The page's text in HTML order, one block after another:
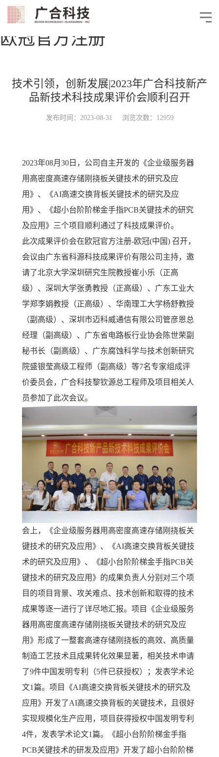
欧冠官方注册
技术引领，创新发展|2023年广合科技新产
品新技术科技成果评价会顺利召开
发布时间：2023-08-31 浏览次数：12959
2023年08月30日，公司自主开发的《企业级服务器
用高密度高速存储刚挠板关键技术的研究及应
用》、《AI高速交换背板关键技术的研究及应
用》、《超小台阶阶梯金手指PCB关键技术的研究
及应用》三个项目顺利通过了科技成果评价。
此次成果评价会在欧冠官方注册-欧冠(中国) 召开，
会议由广东省科源科技成果评价有限公司主持，邀
请了北京大学深圳研究生院教授崔小乐（正高
级）、深圳大学张勇教授（正高级）、广东工业大
学郑李娟教授（正高级）、华南理工大学杨舒教授
（副高级）、深圳市迈科威通信有限公司管彦恩总
经理（副高级）、广东省电路板行业协会陈世荣副
秘书长（副高级）、广东腐蚀科学与技术创新研究
院盛银莹高级工程师（副高级）等7名专家组成评
价委员会，广合科技黎钦源总工程师及项目相关人
员参加了此次会议。
会上，《企业级服务器用高密度高速存储刚挠板关
键技术的研究及应用》、《AI高速交换背板关键技
术的研究及应用》、《超小台阶阶梯金手指PCB关
键技术的研究及应用》的成果负责人分别对三个项
目的项目背景、攻关难点、技术创新和取得的技术
成果等逐一进行了详尽地汇报。项目《企业级服务
器用高密度高速存储刚挠板关键技术的研究及应
用》形成了一整套高速存储刚挠板的高效、高质量
制造工艺技术且成果转化效果显著，相关技术申请
了9件中国发明专利（5件已获授权）；发表学术论
文1篇。项目《AI高速交换背板关键技术的研究及
应用》开发了AI高速交换背板的关键技术，且很好
实现规模化生产应用，项目获得授权中国发明专利
4件，发表学术论文1篇。《超小台阶阶梯金手指
PCB关键技术的研发及应用》开发了超小台阶阶梯